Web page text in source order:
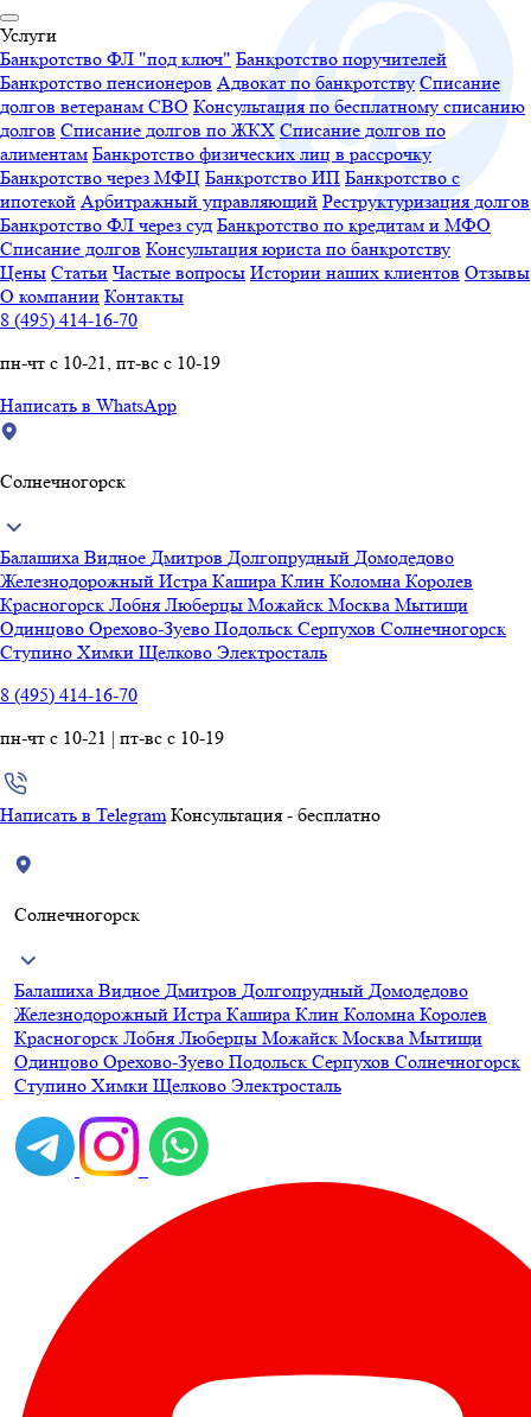
Услуги
Банкротство ФЛ "под ключ" Банкротство поручителей
Банкротство пенсионеров Адвокат по банкротству Списание
долгов ветеранам СВО Консультация по бесплатному списанию
долгов Списание долгов по ЖКХ Списание долгов по
алиментам Банкротство физических лиц в рассрочку
Банкротство через МФЦ Банкротство ИП Банкротство с
ипотекой Арбитражный управляющий Реструктуризация долгов
Банкротство ФЛ через суд Банкротство по кредитам и МФО
Списание долгов Консультация юриста по банкротству
Цены Статьи Частые вопросы Истории наших клиентов Отзывы
О компании Контакты
8 (495) 414-16-70
пн-чт с 10-21, пт-вс с 10-19
Написать в WhatsApp
Солнечногорск
Балашиха Видное Дмитров Долгопрудный Домодедово
Железнодорожный Истра Кашира Клин Коломна Королев
Красногорск Лобня Люберцы Можайск Москва Мытищи
Одинцово Орехово-Зуево Подольск Серпухов Солнечногорск
Ступино Химки Щелково Электросталь
8 (495) 414-16-70
пн-чт с 10-21 | пт-вс с 10-19
Написать в Telegram Консультация - бесплатно
Солнечногорск
Балашиха Видное Дмитров Долгопрудный Домодедово
Железнодорожный Истра Кашира Клин Коломна Королев
Красногорск Лобня Люберцы Можайск Москва Мытищи
Одинцово Орехово-Зуево Подольск Серпухов Солнечногорск
Ступино Химки Щелково Электросталь